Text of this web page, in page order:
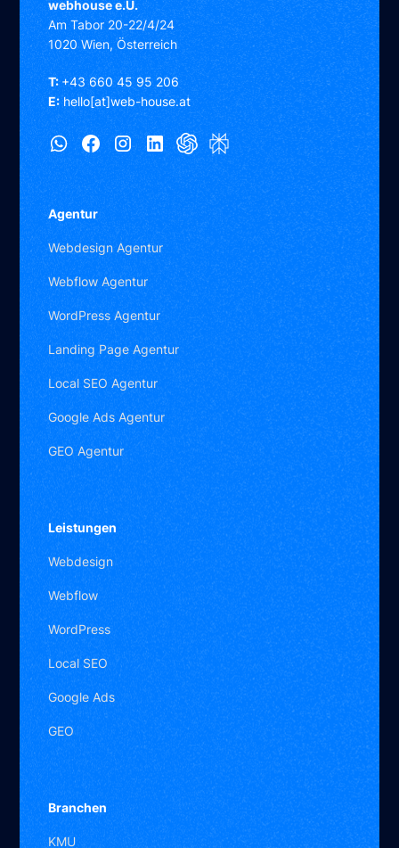
webhouse e.U.
Am Tabor 20-22/4/24
1020 Wien, Österreich
T:+43 660 45 95 206
E:hello[at]web-house.at
Agentur
Webdesign Agentur
Webflow Agentur
WordPress Agentur
Landing Page Agentur
Local SEO Agentur
Google Ads Agentur
GEO Agentur
Leistungen
Webdesign
Webflow
WordPress
Local SEO
Google Ads
GEO
Branchen
KMU